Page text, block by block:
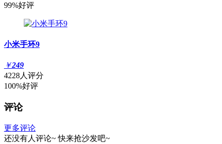
99%好评
小米手环9
￥249
4228人评分
100%好评
评论
更多评论
还没有人评论~ 快来抢沙发吧~